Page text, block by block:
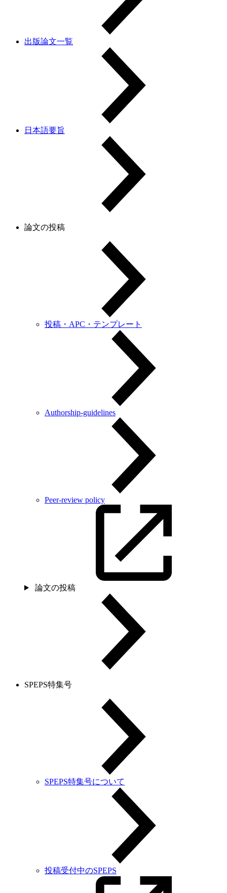
出版論文一覧
日本語要旨
論文の投稿
投稿・APC・テンプレート
Authorship-guidelines
Peer-review policy
論文の投稿
SPEPS特集号
SPEPS特集号について
投稿受付中のSPEPS